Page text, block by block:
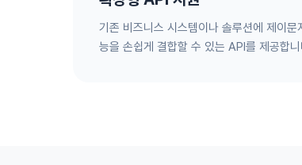
기존 비즈니스 시스템이나 솔루션에 제이문
능을 손쉽게 결합할 수 있는 API를 제공합